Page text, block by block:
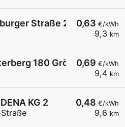
0,63 €/kWh
9,3 km
Straße 23
0,69 €/kWh
9,4 km
180 Gröbming
0,48 €/kWh
9,6 km
KG 2